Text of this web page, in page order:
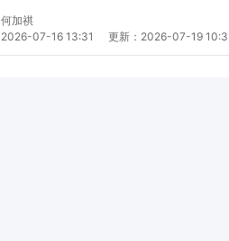
何加祺
2026-07-16 13:31 更新： 2026-07-19